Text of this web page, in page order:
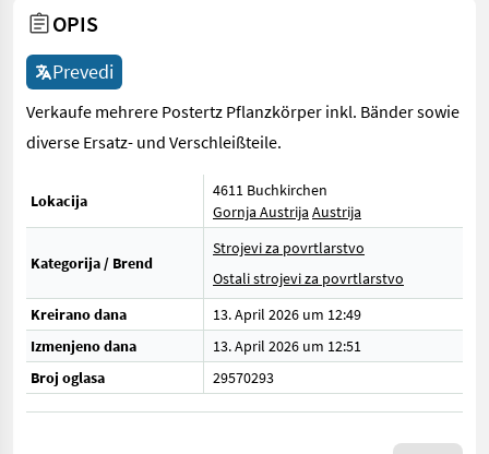
OPIS
Prevedi
Verkaufe mehrere Postertz Pflanzkörper inkl. Bänder sowie
diverse Ersatz- und Verschleißteile.
Lokacija
4611 Buchkirchen
Gornja Austrija Austrija
Kategorija / Brend
Strojevi za povrtlarstvo
Ostali strojevi za povrtlarstvo
Kreirano dana
13. April 2026 um 12:49
Izmenjeno dana
13. April 2026 um 12:51
Broj oglasa
29570293